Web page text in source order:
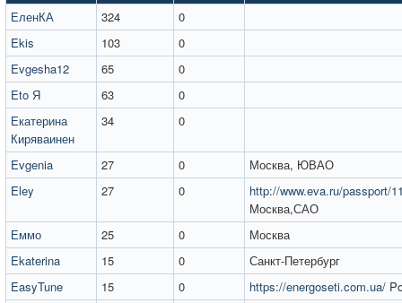
ЕленКА
324
0
Ekis
103
0
Evgesha12
65
0
Eto Я
63
0
Екатерина
Киряваинен
34 0
Evgenia 27 0
Москва, ЮВАО
Eley
27 0
http://www.eva.ru/passport/
Москва,САО
Еммо
25 0
Москва
Ekaterina
15 0
Санкт-Петербург
EasyTune
15 0 https://energoseti.com.ua/